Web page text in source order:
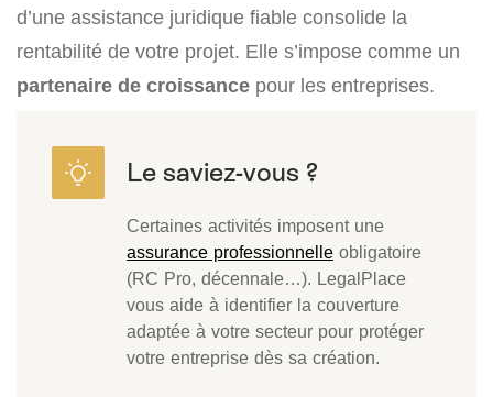
d’une assistance juridique fiable consolide la
rentabilité de votre projet. Elle s’impose comme un
partenaire de croissance pour les entreprises.
Certaines activités imposent une
assurance professionnelle obligatoire
(RC Pro, décennale…). LegalPlace
vous aide à identifier la couverture
adaptée à votre secteur pour protéger
votre entreprise dès sa création.